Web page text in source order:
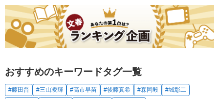
おすすめのキーワードタグ一覧
#藤田晋 #三山凌輝 #高市早苗 #後藤真希 #森岡毅
#城彰二